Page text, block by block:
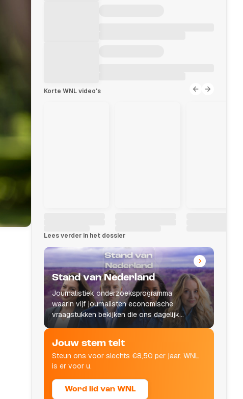
Korte WNL video's
Lees verder in het dossier
Stand van Nederland
Journalistiek onderzoeksprogramma
waarin vijf journalisten economische
vraagstukken bekijken die ons dagelijks
leven raken.
Jouw stem telt
Steun ons voor slechts €8,50 per jaar. WNL
is er voor u.
Word lid van WNL